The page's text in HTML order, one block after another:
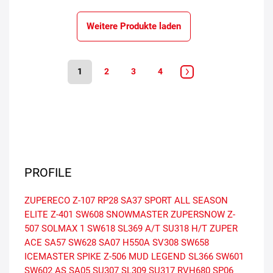
Weitere Produkte laden
1 2 3 4
PROFILE
ZUPERECO Z-107 RP28 SA37 SPORT ALL SEASON
ELITE Z-401 SW608 SNOWMASTER ZUPERSNOW Z-
507 SOLMAX 1 SW618 SL369 A/T SU318 H/T ZUPER
ACE SA57 SW628 SA07 H550A SV308 SW658
ICEMASTER SPIKE Z-506 MUD LEGEND SL366 SW601
SW602 AS SA05 SU307 SL309 SU317 RVH680 SP06